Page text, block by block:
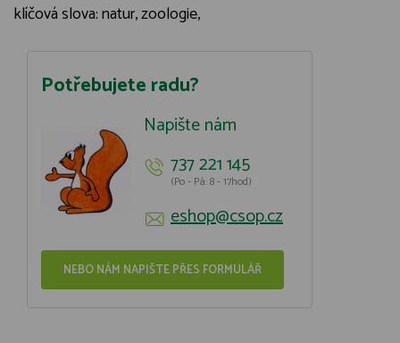
klíčová slova: natur, zoologie,
Potřebujete radu?
Napište nám
737 221 145
(Po - Pá: 8 - 17hod)
eshop@csop.cz
NEBO NÁM NAPIŠTE PŘES FORMULÁŘ